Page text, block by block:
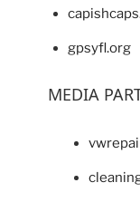
gpsyfl.org
MEDIA